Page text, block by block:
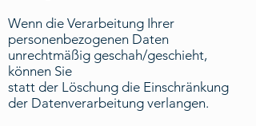
Wenn die Verarbeitung Ihrer
personenbezogenen Daten
unrechtmäßig geschah/geschieht,
können Sie
statt der Löschung die Einschränkung
der Datenverarbeitung verlangen.